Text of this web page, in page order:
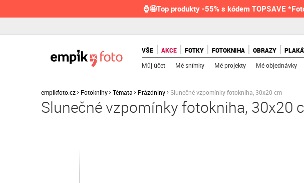
⌚🤩Top produkty -55% s kódem TOPSAVE
VŠE AKCE FOTKY FOTOKNIHA OBRAZY
Můj účet Mé snímky Mé projekty Mé objednávky
empikfoto.cz Fotoknihy Témata Prázdniny Slunečné vzpomínky fotokniha, 30x20 cm
Slunečné vzpomínky fotokniha, 30x20